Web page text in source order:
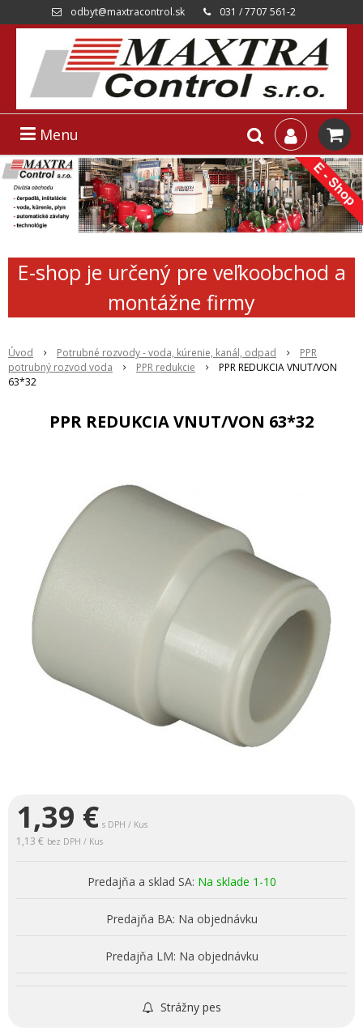
odbyt@maxtracontrol.sk 031 / 7707 561-2
Menu
E-shop je určený pre veľkoobchod a
montážne firmy
Úvod Potrubné rozvody - voda, kúrenie, kanál, odpad
PPR
potrubný rozvod voda
PPR redukcie
PPR REDUKCIA VNUT/VON
63*32
PPR REDUKCIA VNUT/VON 63*32
1,39 € s DPH / Kus
1,13 € bez DPH / Kus
Predajňa a sklad SA: Na sklade 1-10
Predajňa BA: Na objednávku
Predajňa LM: Na objednávku
Strážny pes